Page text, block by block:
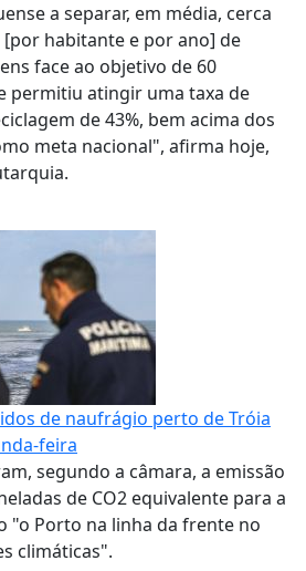
a separar, em média, cerca
habitante e por ano] de
face ao objetivo de 60
permitiu atingir uma taxa de
de 43%, bem acima dos
meta nacional", afirma hoje,
de naufrágio perto de Tróia
feira
segundo a câmara, a emissão
de CO2 equivalente para a
"o Porto na linha da frente no
climáticas".